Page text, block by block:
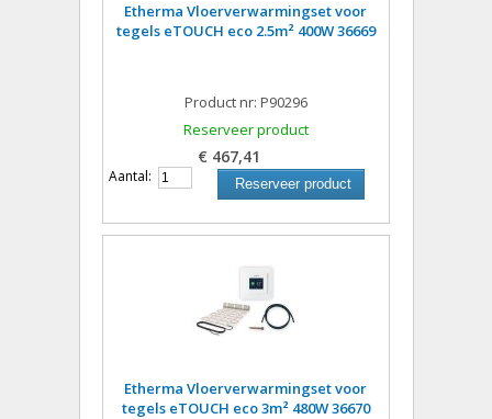
Etherma Vloerverwarmingset voor
tegels eTOUCH eco 2.5m² 400W 36669
Product nr: P90296
Reserveer product
€ 467,41
Aantal: Reserveer product
Etherma Vloerverwarmingset voor
tegels eTOUCH eco 3m² 480W 36670